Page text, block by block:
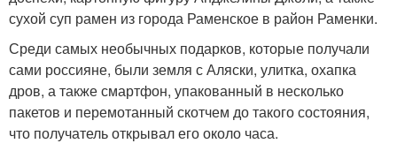
сухой суп рамен из города Раменское в район Раменки.
Среди самых необычных подарков, которые получали
сами россияне, были земля с Аляски, улитка, охапка
дров, а также смартфон, упакованный в несколько
пакетов и перемотанный скотчем до такого состояния,
что получатель открывал его около часа.